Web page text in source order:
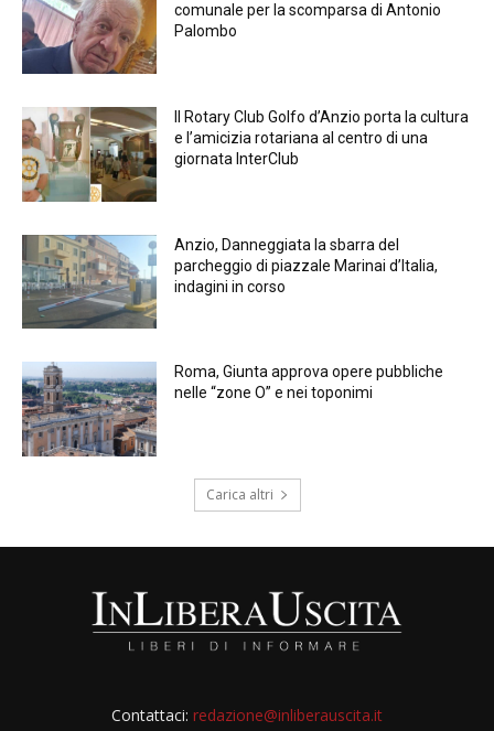
comunale per la scomparsa di Antonio
Palombo
Il Rotary Club Golfo d’Anzio porta la cultura
e l’amicizia rotariana al centro di una
giornata InterClub
Anzio, Danneggiata la sbarra del
parcheggio di piazzale Marinai d’Italia,
indagini in corso
Roma, Giunta approva opere pubbliche
nelle “zone O” e nei toponimi
Carica altri
Contattaci: redazione@inliberauscita.it